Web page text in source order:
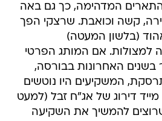
התארים המדהימה, כך גם באה
קשה וכואבת. שרצקי הפך
(בלשון המעטה)
למצולות. אם המותג הפרטי
בשנים האחרונות בבורסה,
המשקיעים היו נוטשים
דירוג של אג"ח זבל (למעט
להמשיך את השקיעה